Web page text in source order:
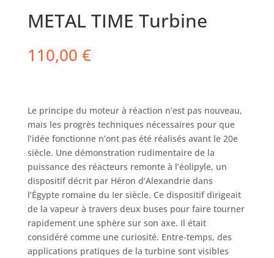
METAL TIME Turbine
110,00 €
Le principe du moteur à réaction n’est pas nouveau,
mais les progrès techniques nécessaires pour que
l’idée fonctionne n’ont pas été réalisés avant le 20e
siècle. Une démonstration rudimentaire de la
puissance des réacteurs remonte à l’éolipyle, un
dispositif décrit par Héron d’Alexandrie dans
l’Égypte romaine du Ier siècle. Ce dispositif dirigeait
de la vapeur à travers deux buses pour faire tourner
rapidement une sphère sur son axe. Il était
considéré comme une curiosité. Entre-temps, des
applications pratiques de la turbine sont visibles